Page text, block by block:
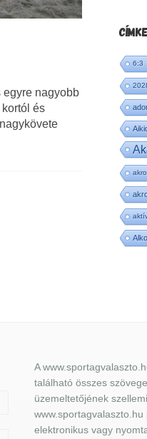
egyre nagyobb
és
6:3
A
található összes
üzemeltetőjének
elektronikus vagy